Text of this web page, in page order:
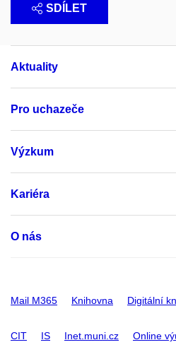
SDÍLET
Aktuality
Pro uchazeče
Výzkum
Kariéra
O nás
Mail M365 Knihovna Digitální
CIT IS Inet.muni.cz Online